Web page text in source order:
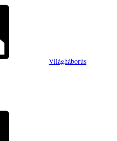
Világháborús